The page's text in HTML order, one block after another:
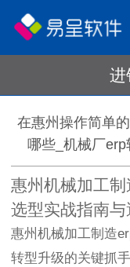
进
在惠州操作简单
哪些_机械厂
惠州机械加工
选型实战指南与
惠州机械加工制造
转型升级的关键抓